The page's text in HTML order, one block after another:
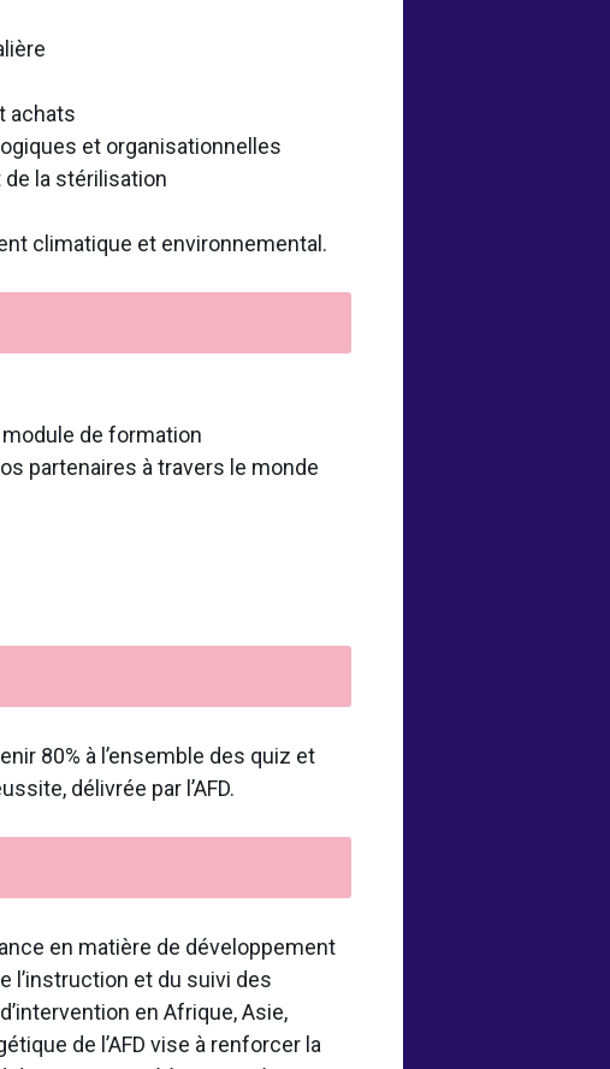
achats
et organisationnelles
la stérilisation
climatique et environnemental.
de formation
partenaires à travers le monde
80% à l’ensemble des quiz et
délivrée par l’AFD.
en matière de développement
l’instruction et du suivi des
en Afrique, Asie,
de l’AFD vise à renforcer la